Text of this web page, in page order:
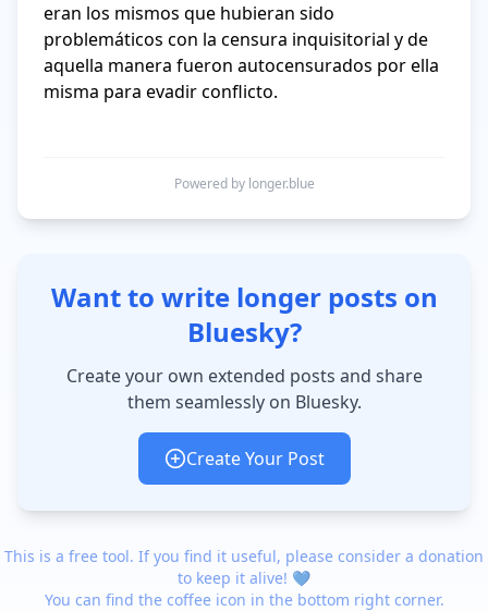
eran los mismos que hubieran sido
problemáticos con la censura inquisitorial y de
aquella manera fueron autocensurados por ella
misma para evadir conflicto.
Powered by longer.blue
Want to write longer posts on
Bluesky?
Create your own extended posts and share
them seamlessly on Bluesky.
Create Your Post
This is a free tool. If you find it useful, please consider a donation
to keep it alive! 💙
You can find the coffee icon in the bottom right corner.